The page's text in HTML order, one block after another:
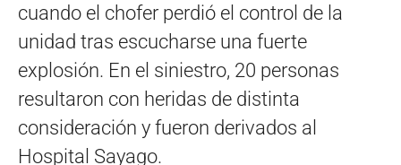
cuando el chofer perdió el control de la
unidad tras escucharse una fuerte
explosión. En el siniestro, 20 personas
resultaron con heridas de distinta
consideración y fueron derivados al
Hospital Sayago.